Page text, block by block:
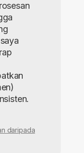
daripada